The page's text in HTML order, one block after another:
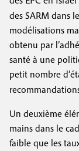
des SARM dans
modélisations
obtenu par
santé à une
petit nombre
Un deuxième
mains dans le
faible que les